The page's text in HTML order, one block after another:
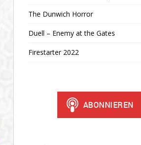
The Dunwich Horror
Duell – Enemy at the Gates
Firestarter 2022